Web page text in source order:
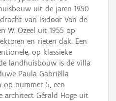
uit de jaren 1950
van Isidoor Van de
W. Ozeel uit 1955 op
en rieten dak. Een
op klassieke
landhuisbouw is de villa
Paula Gabriëlla
op nummer 5, een
architect Gérald Hoge uit